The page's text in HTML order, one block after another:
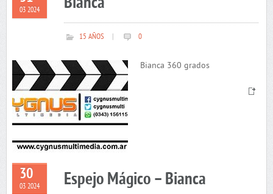
03 2024
15 AÑOS 0
Bianca 360 grados
30
03 2024 Espejo Mágico – Bianca